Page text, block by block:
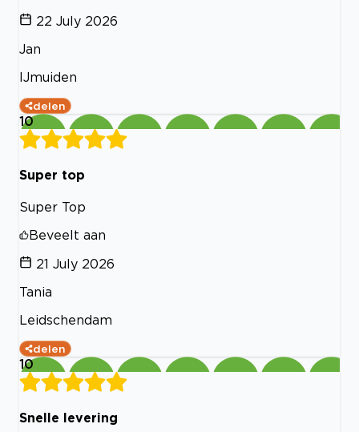
22 July 2026
Jan
IJmuiden
delen
10
Super top
Super Top
Beveelt aan
21 July 2026
Tania
Leidschendam
delen
10
Snelle levering